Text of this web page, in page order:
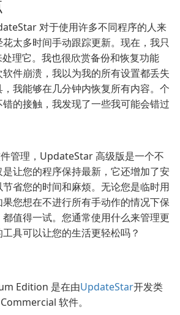
对于使用许多不同程序的人来
太多时间手动跟踪更新。现在，我只
理它。我也很欣赏备份和恢复功能
件崩溃，我以为我的所有设置都丢失
我能够在几分钟内恢复所有内容。个
的接触，我发现了一些我可能会错过
管理，UpdateStar 高级版是一个不
让您的程序保持最新，它还增加了安
省您的时间和麻烦。无论您是临时用
您想在不进行所有手动作的情况下保
值得一试。您通常使用什么来管理更
具可以让您的生活更轻松吗？
Edition 是在由UpdateStar开发类
软件。